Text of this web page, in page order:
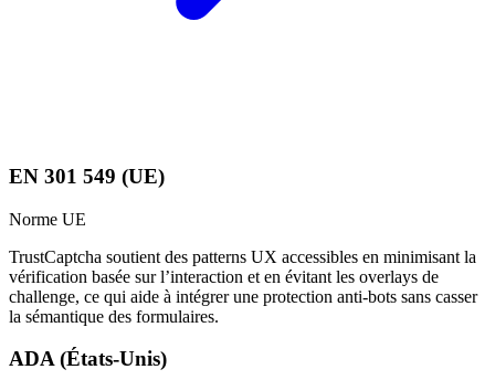
EN 301 549 (UE)
Norme UE
TrustCaptcha soutient des patterns UX accessibles en minimisant la
vérification basée sur l’interaction et en évitant les overlays de
challenge, ce qui aide à intégrer une protection anti-bots sans casser
la sémantique des formulaires.
ADA (États-Unis)